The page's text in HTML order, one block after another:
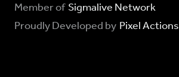
Member of Sigmalive Network
Proudly Developed by Pixel Actions